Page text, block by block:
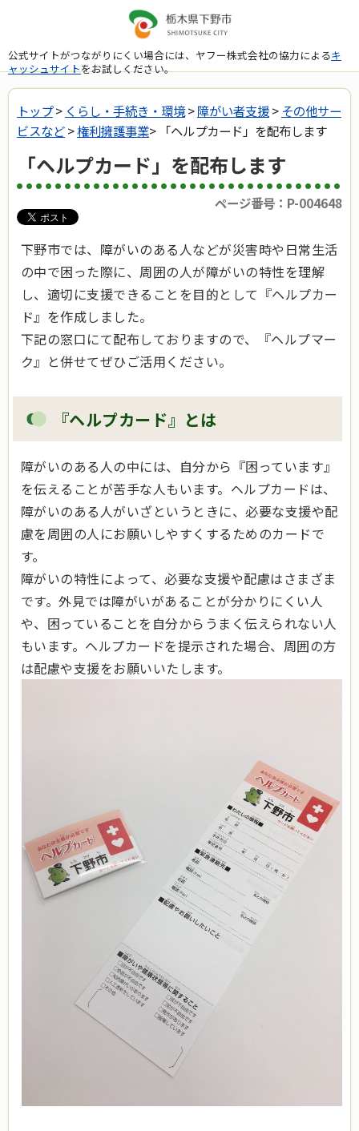
公式サイトがつながりにくい場合には、ヤフー株式会社の協力によるキ
ャッシュサイトをお試しください。
トップ> くらし・手続き・環境>障がい者支援> その他サー
ビスなど>権利擁護事業> 「ヘルプカード」を配布します
「ヘルプカード」を配布します
ページ番号：P-004648
下野市では、障がいのある人などが災害時や日常生活
の中で困った際に、周囲の人が障がいの特性を理解
し、適切に支援できることを目的として『ヘルプカー
ド』を作成しました。
下記の窓口にて配布しておりますので、『ヘルプマー
ク』と併せてぜひご活用ください。
『ヘルプカード』とは
障がいのある人の中には、自分から『困っています』
を伝えることが苦手な人もいます。ヘルプカードは、
障がいのある人がいざというときに、必要な支援や配
慮を周囲の人にお願いしやすくするためのカードで
す。
障がいの特性によって、必要な支援や配慮はさまざま
です。外見では障がいがあることが分かりにくい人
や、困っていることを自分からうまく伝えられない人
もいます。ヘルプカードを提示された場合、周囲の方
は配慮や支援をお願いいたします。